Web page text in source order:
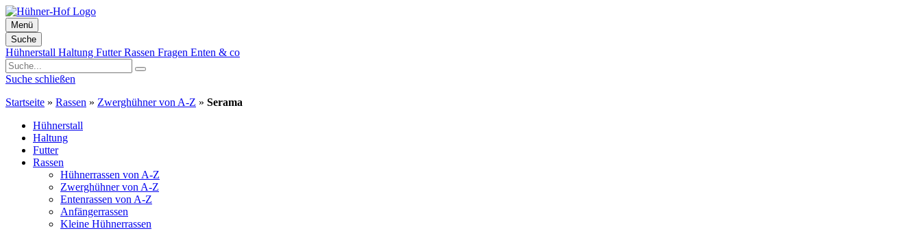
Menü
Suche
Zum
Inhalt
springen
Hühnerstall Haltung FutterRassen Fragen Enten & co
Suche schließen
Startseite » Rassen » Zwerghühner von A-Z » Serama
Hühnerstall
Haltung
Futter
Rassen
Hühnerrassen von A-Z
Zwerghühner von A-Z
Entenrassen von A-Z
Anfängerrassen
Kleine Hühnerrassen